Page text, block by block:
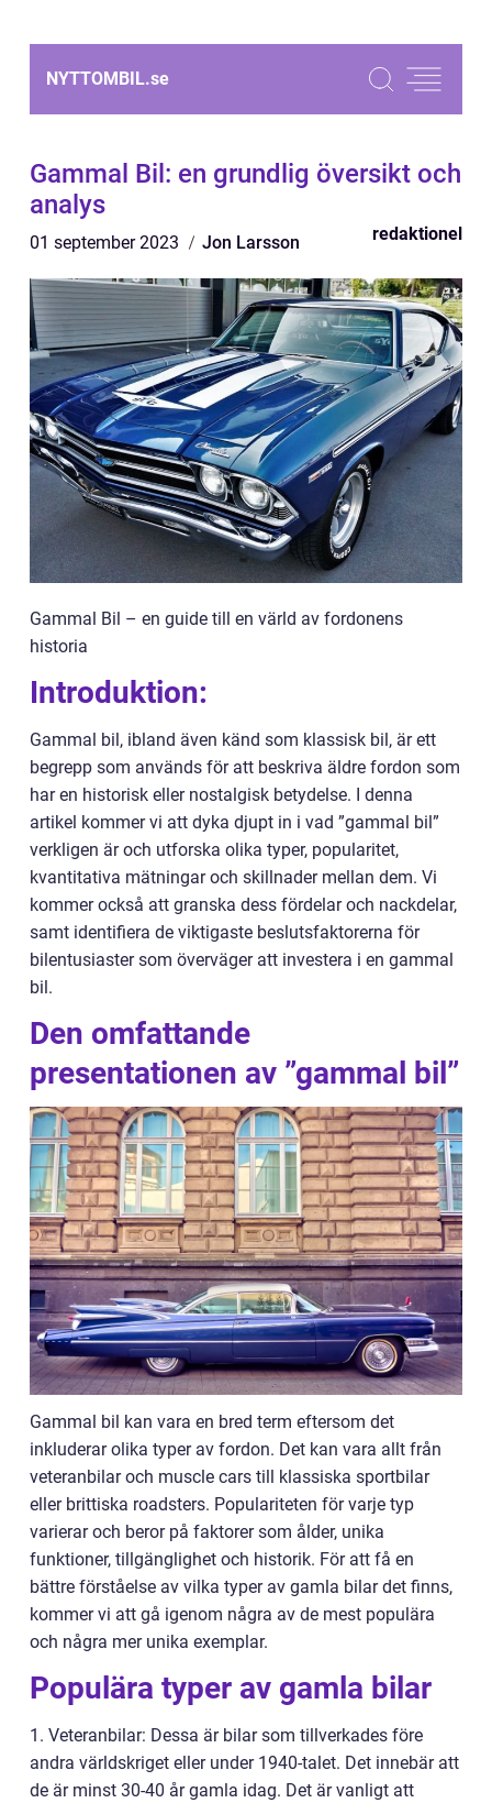
NYTTOMBIL.se
Gammal Bil: en grundlig översikt och
analys
01 september 2023 Jon Larsson redaktionel
Gammal Bil – en guide till en värld av fordonens
historia
Introduktion:
Gammal bil, ibland även känd som klassisk bil, är ett
begrepp som används för att beskriva äldre fordon som
har en historisk eller nostalgisk betydelse. I denna
artikel kommer vi att dyka djupt in i vad ”gammal bil”
verkligen är och utforska olika typer, popularitet,
kvantitativa mätningar och skillnader mellan dem. Vi
kommer också att granska dess fördelar och nackdelar,
samt identifiera de viktigaste beslutsfaktorerna för
bilentusiaster som överväger att investera i en gammal
bil.
Den omfattande
presentationen av ”gammal bil”
Gammal bil kan vara en bred term eftersom det
inkluderar olika typer av fordon. Det kan vara allt från
veteranbilar och muscle cars till klassiska sportbilar
eller brittiska roadsters. Populariteten för varje typ
varierar och beror på faktorer som ålder, unika
funktioner, tillgänglighet och historik. För att få en
bättre förståelse av vilka typer av gamla bilar det finns,
kommer vi att gå igenom några av de mest populära
och några mer unika exemplar.
Populära typer av gamla bilar
1. Veteranbilar: Dessa är bilar som tillverkades före
andra världskriget eller under 1940-talet. Det innebär att
de är minst 30-40 år gamla idag. Det är vanligt att